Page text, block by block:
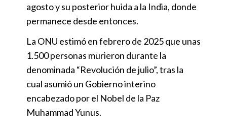
agosto y su posterior huida a la India, donde
permanece desde entonces.
La ONU estimó en febrero de 2025 que unas
1.500 personas murieron durante la
denominada “Revolución de julio”, tras la
cual asumió un Gobierno interino
encabezado por el Nobel de la Paz
Muhammad Yunus.